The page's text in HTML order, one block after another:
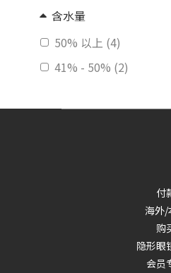
含水量
50% 以上 (4)
41% - 50% (2)
付
海外/
购
隐形眼
会员